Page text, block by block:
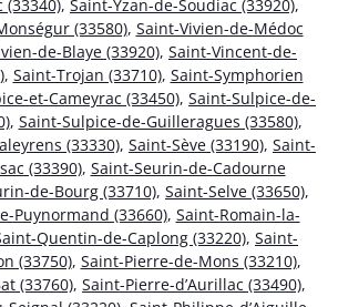
(33340), Saint-Yzan-de-Soudiac (33920),
(33580), Saint-Vivien-de-Médoc
de-Blaye (33920), Saint-Vincent-de-
, Saint-Trojan (33710), Saint-Symphorien
et-Cameyrac (33450), Saint-Sulpice-de-
, Saint-Sulpice-de-Guilleragues (33580),
(33330), Saint-Sève (33190), Saint-
(33390), Saint-Seurin-de-Cadourne
de-Bourg (33710), Saint-Selve (33650),
Puynormand (33660), Saint-Romain-la-
Quentin-de-Caplong (33220), Saint-
(33750), Saint-Pierre-de-Mons (33210),
(33760), Saint-Pierre-d’Aurillac (33490),